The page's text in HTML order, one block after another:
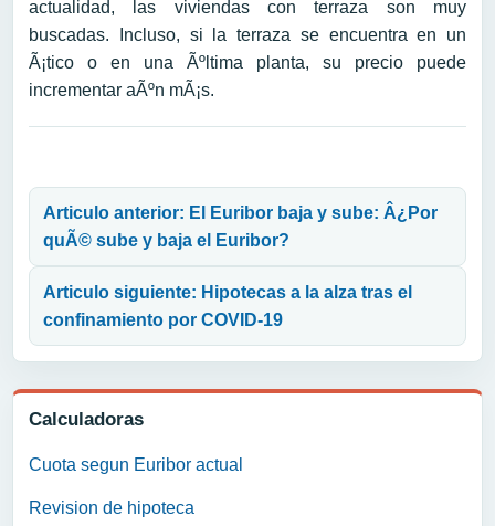
Calculadoras
Cuota segun Euribor actual
Revision de hipoteca
actualidad, las viviendas con terraza son muy
buscadas. Incluso, si la terraza se encuentra en un
Ã¡tico o en una Ãºltima planta, su precio puede
incrementar aÃºn mÃ¡s.
Articulo anterior: El Euribor baja y sube: Â¿Por
quÃ© sube y baja el Euribor?
Articulo siguiente: Hipotecas a la alza tras el
confinamiento por COVID-19